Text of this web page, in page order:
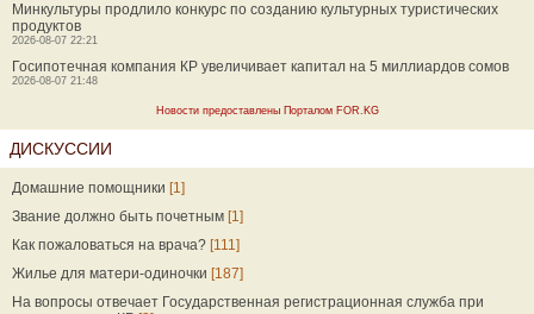
Минкультуры продлило конкурс по созданию культурных туристических
продуктов
2026-08-07 22:21
Госипотечная компания КР увеличивает капитал на 5 миллиардов сомов
2026-08-07 21:48
Новости предоставлены Порталом FOR.KG
ДИСКУССИИ
Домашние помощники [1]
Звание должно быть почетным [1]
Как пожаловаться на врача? [111]
Жилье для матери-одиночки [187]
На вопросы отвечает Государственная регистрационная служба при